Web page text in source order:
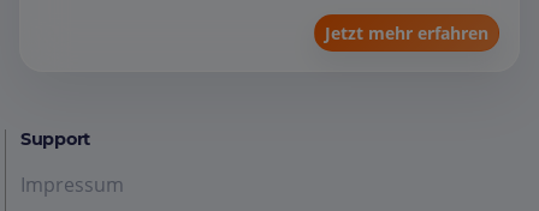
Jetzt mehr erfahren
Support
Impressum